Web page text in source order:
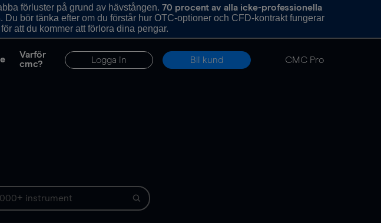
förluster på grund av hävstången. 70 procent av alla icke-professionella
. Du bör tänka efter om du förstår hur OTC-optioner och CFD-kontrakt fungerar
att du kommer att förlora dina pengar.
Varför
cmc?
Logga in Bli kund CMC Pro